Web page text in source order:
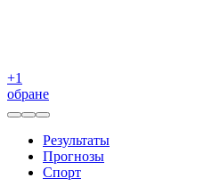
+1
обране
Результаты
Прогнозы
Спорт